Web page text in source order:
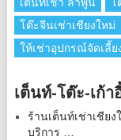
โต๊ะจีนเช่าเชียงใหม่
ให้เช่าอุปกรณ์จัดเลี้ย
เต็นท์-โต๊ะ-เก้า
ร้านเต็นท์เช่าเชีย
บริการ …